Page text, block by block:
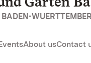
About usContact